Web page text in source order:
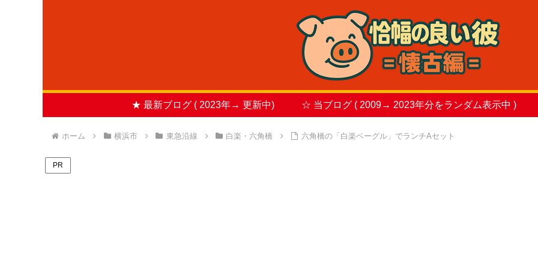
★ 最新ブログ ( 2023年→ 更新中) ☆ 当ブログ ( 2009→ 2023年分をランダム表示中 )
ホーム 横浜市 東急沿線 白楽・六角橋 六角橋の「白楽ベーグル」でランチAセット
PR